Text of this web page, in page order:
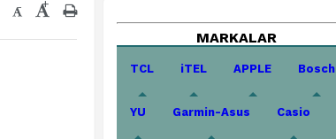
- +
MARKALAR
TCL iTEL APPLE Bosch
YU Garmin-Asus Casio